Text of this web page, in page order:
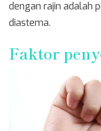
dengan rajin adalah
diastema.
Faktor